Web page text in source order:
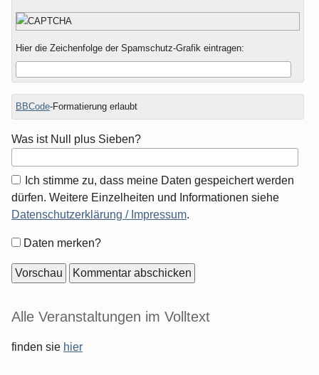
Hier die Zeichenfolge der Spamschutz-Grafik eintragen:
BBCode-Formatierung erlaubt
Was ist Null plus Sieben?
Ich stimme zu, dass meine Daten gespeichert werden
dürfen. Weitere Einzelheiten und Informationen siehe
Datenschutzerklärung / Impressum.
Formular-
Daten merken?
Seitenleiste
Alle Veranstaltungen im Volltext
finden sie hier